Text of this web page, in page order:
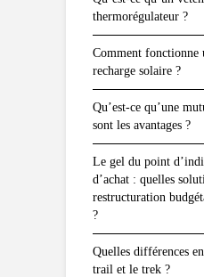
thermorégulateur ?
Comment fonctionne
recharge solaire ?
Qu’est-ce qu’une
sont les avantages ?
Le gel du point
d’achat : quelles
restructuration
?
Quelles différences
trail et le trek ?